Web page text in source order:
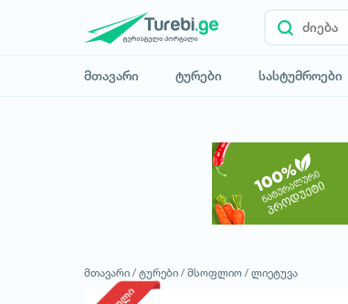
მთავარი ტურები სასტუმროები
მთავარი / ტურები / მსოფლიო / ლიეტუვა